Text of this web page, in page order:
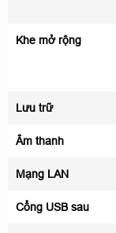
Khe mở rộng
Lưu trữ
Âm thanh
Mạng LAN
Cổng USB sau